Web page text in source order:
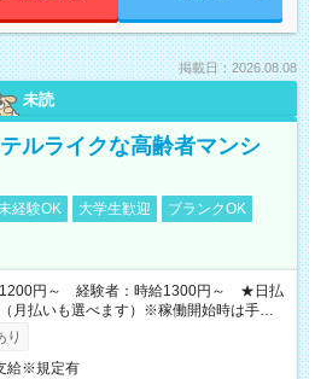
掲載日：2026.08.08
未読
ルライクな高齢者マンシ
経験OK 大学生歓迎
ブランクOK
1200円～ 経験者：時給1300円～ ★日払
月払いも選べます）※稼働開始時は手続き
なります。
り
給※規定有